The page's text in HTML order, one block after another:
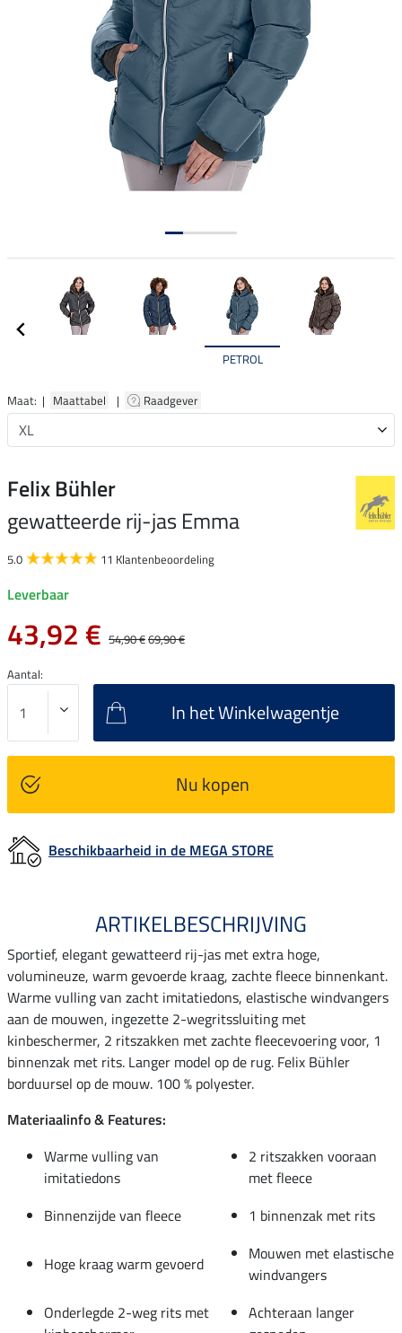
PETROL
Maat: | Maattabel | Raadgever
Felix Bühler
gewatteerde rij-jas Emma
5.0 11 Klantenbeoordeling
Leverbaar
43,92 € 54,90 €69,90 €
Aantal:
In het Winkelwagentje
Nu kopen
Beschikbaarheid in de MEGA STORE
ARTIKELBESCHRIJVING
Sportief, elegant gewatteerd rij-jas met extra hoge,
volumineuze, warm gevoerde kraag, zachte fleece binnenkant.
Warme vulling van zacht imitatiedons, elastische windvangers
aan de mouwen, ingezette 2-wegritssluiting met
kinbeschermer, 2 ritszakken met zachte fleecevoering voor, 1
binnenzak met rits. Langer model op de rug. Felix Bühler
borduursel op de mouw. 100 % polyester.
Materiaalinfo & Features:
Warme vulling van
imitatiedons
2 ritszakken vooraan
met fleece
Binnenzijde van fleece
1 binnenzak met rits
Hoge kraag warm gevoerd
Mouwen met elastische
windvangers
Onderlegde 2-weg rits met
Achteraan langer